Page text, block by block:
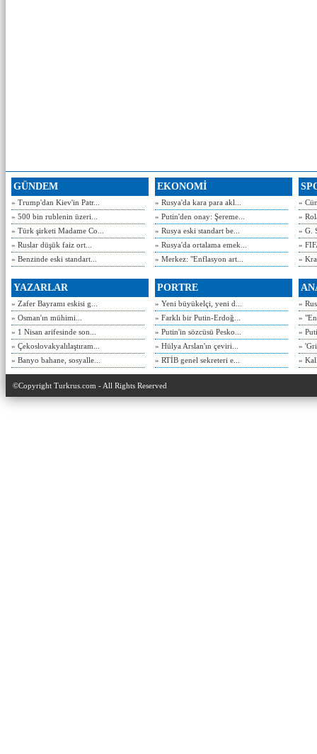
GÜNDEM
» Trump'dan Kiev'in Patr...
» 500 bin rublenin üzeri...
» Türk şirketi Madame Co...
» Ruslar düşük faiz ort...
» Benzinde eski standart...
EKONOMİ
» Rusya'da kara para akl...
» Putin'den onay: Şereme...
» Rusya eski standart be...
» Rusya'da ortalama emek...
» Merkez: "Enflasyon art...
»
»
» G.
»
»
YAZARLAR
» Zafer Bayramı eskisi g...
» Osman'ın mühimi...
» 1 Nisan arifesinde son...
» Çekoslovakyalılaştıram...
» Banyo bahane, sosyalle...
PORTRE
» Yeni büyükelçi, yeni d...
» Farklı bir Putin-Erdoğ...
» Putin'in sözcüsü Pesko...
» Hülya Arslan'ın çeviri...
» RTİB genel sekreteri e...
»
»
»
»
»
©Copyright Turkrus.com - All Rights Reserved